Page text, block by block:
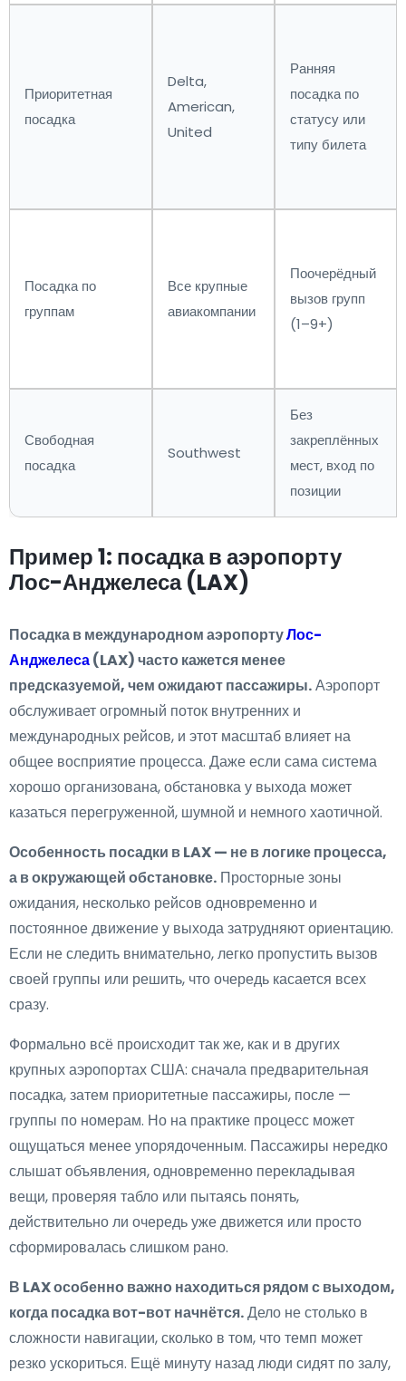
Приоритетная
посадка
Delta,
American,
United
Ранняя
посадка по
статусу или
типу билета
Посадка по
группам
Все крупные
авиакомпании
Поочерёдный
вызов групп
(1–9+)
Свободная
посадка
Southwest
Без
закреплённых
мест, вход по
позиции
Пример 1: посадка в аэропорту
Лос-Анджелеса (LAX)
Посадка в международном аэропортуЛос-
Анджелеса(LAX) часто кажется менее
предсказуемой, чем ожидают пассажиры.Аэропорт
обслуживает огромный поток внутренних и
международных рейсов, и этот масштаб влияет на
общее восприятие процесса. Даже если сама система
хорошо организована, обстановка у выхода может
казаться перегруженной, шумной и немного хаотичной.
Особенность посадки в LAX — не в логике процесса,
а в окружающей обстановке. Просторные зоны
ожидания, несколько рейсов одновременно и
постоянное движение у выхода затрудняют ориентацию.
Если не следить внимательно, легко пропустить вызов
своей группы или решить, что очередь касается всех
сразу.
Формально всё происходит так же, как и в других
крупных аэропортах США: сначала предварительная
посадка, затем приоритетные пассажиры, после —
группы по номерам. Но на практике процесс может
ощущаться менее упорядоченным. Пассажиры нередко
слышат объявления, одновременно перекладывая
вещи, проверяя табло или пытаясь понять,
действительно ли очередь уже движется или просто
сформировалась слишком рано.
В LAX особенно важно находиться рядом с выходом,
когда посадка вот-вот начнётся.Дело не столько в
сложности навигации, сколько в том, что темп может
резко ускориться. Ещё минуту назад люди сидят по залу,